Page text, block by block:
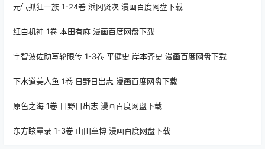
元气抓狂一族 1-24卷 浜冈贤次 漫画百度网盘下载
红白机神 1卷 本田有麻 漫画百度网盘下载
宇智波佐助写轮眼传 1-3卷 平健史 岸本齐史 漫画百度网盘下载
下水道美人鱼 1卷 日野日出志 漫画百度网盘下载
原色之海 1卷 日野日出志 漫画百度网盘下载
东方眩晕录 1-3卷 山田章博 漫画百度网盘下载